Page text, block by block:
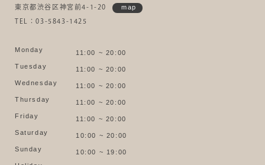
東京都渋谷区神宮前4-1-20 map
TEL：03-5843-1425
Monday
11:00 ~ 20:00
Tuesday
11:00 ~ 20:00
Wednesday
11:00 ~ 20:00
Thursday
11:00 ~ 20:00
Friday
11:00 ~ 20:00
Saturday
10:00 ~ 20:00
Sunday
10:00 ~ 19:00